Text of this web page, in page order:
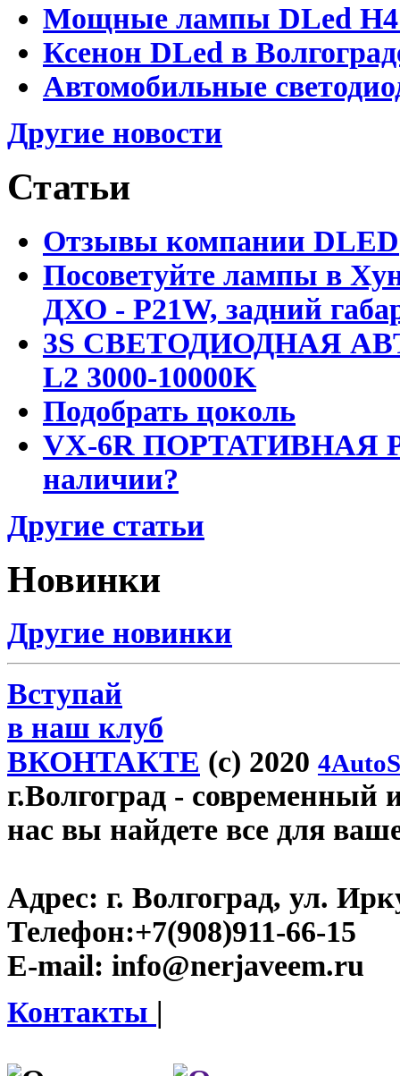
Мощные лампы DLed H4
Ксенон DLed в
Автомобильные
Другие новости
Статьи
Отзывы компании DLED
Посоветуйте лампы в
ДХО - P21W, задний
3S СВЕТОДИОДНАЯ
L2 3000-10000K
Подобрать цоколь
VX-6R ПОРТАТИВНАЯ
наличии?
Другие статьи
Новинки
Другие новинки
Вступай
в наш клуб
ВКОНТАКТЕ (c) 2020
г.Волгоград - современный
нас вы найдете все для
Адрес: г. Волгоград, ул.
Телефон:+7(908)911-66-15
E-mail: info@nerjaveem.ru
Контакты |